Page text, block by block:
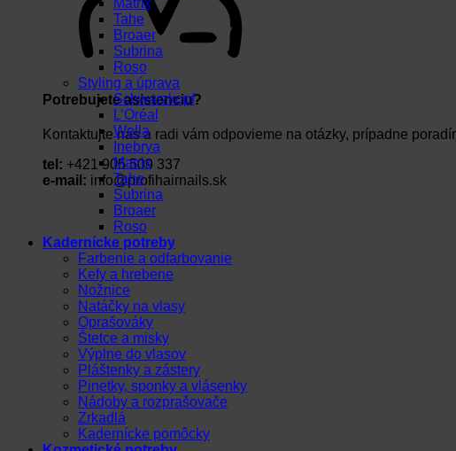
Potrebujete asistenciu?
Kontaktujte nás a radi vám odpovieme na otázky, prípadne
tel: +421 905 509 337
e-mail: info@profihairnails.sk
Matrix
Tahe
Broaer
Subrina
Roso
Styling a úprava
Schwarzkopf
L’Oréal
Wella
Inebrya
Matrix
Tahe
Subrina
Broaer
Roso
Kadernícke potreby
Farbenie a odfarbovanie
Kefy a hrebene
Nožnice
Natáčky na vlasy
Oprašováky
Štetce a misky
Výplne do vlasov
Pláštenky a zástery
Pinetky, sponky a vlásenky
Nádoby a rozprašovače
Zrkadlá
Kadernícke pomôcky